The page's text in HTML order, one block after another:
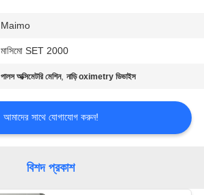
Maimo
মাসিমো SET 2000
পালস অক্সিমেটরি মেশিন,নাড়ি oximetry ডিভাইস
আমাদের সাথে যোগাযোগ করুন!
বিশদ প্রকাশ